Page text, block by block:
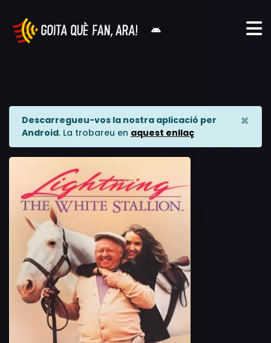
Descarregueu-vos la nostra aplicació per
Android. La trobareu en aquest enllaç
×